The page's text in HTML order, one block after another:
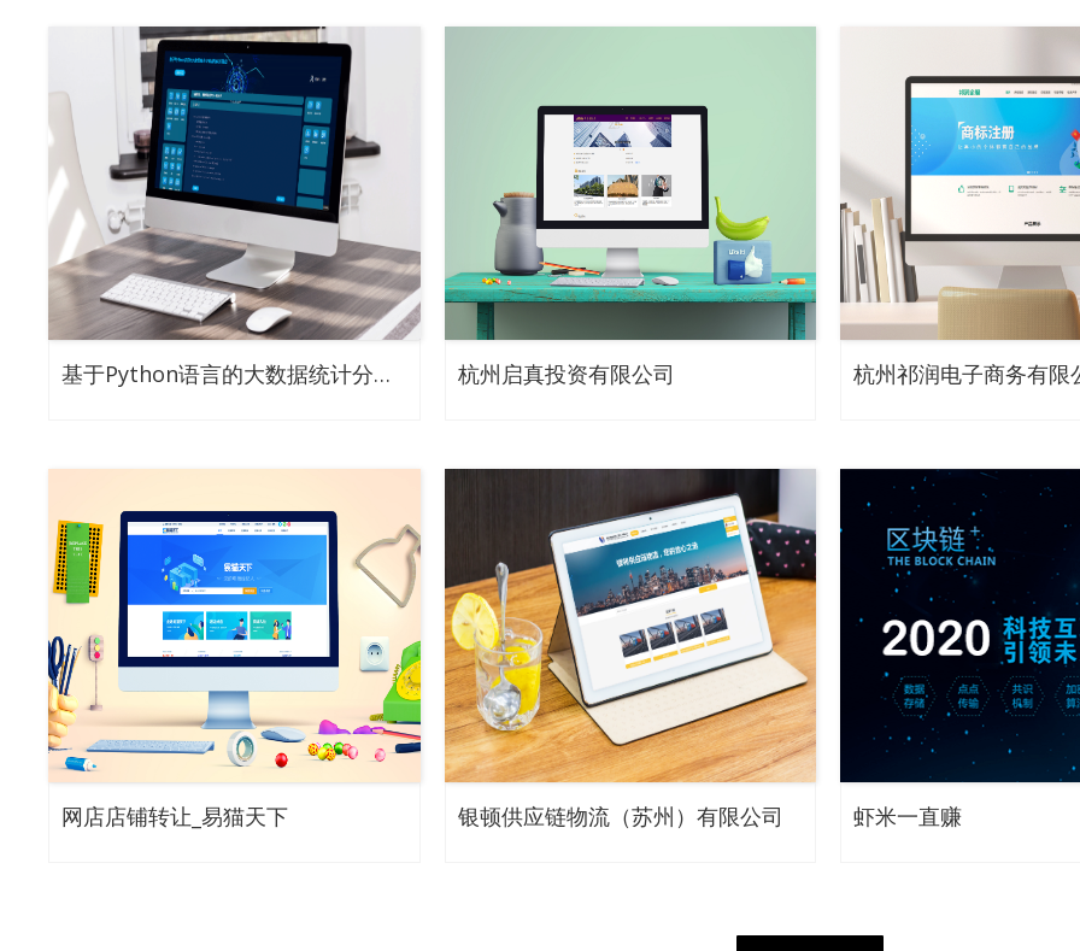
基于Python语言的大数据统计分析虚拟仿真系统 杭州启真投资有限公司 杭州祁润电子商务有限
网店店铺转让_易猫天下 银顿供应链物流（苏州）有限公司 虾米一直赚